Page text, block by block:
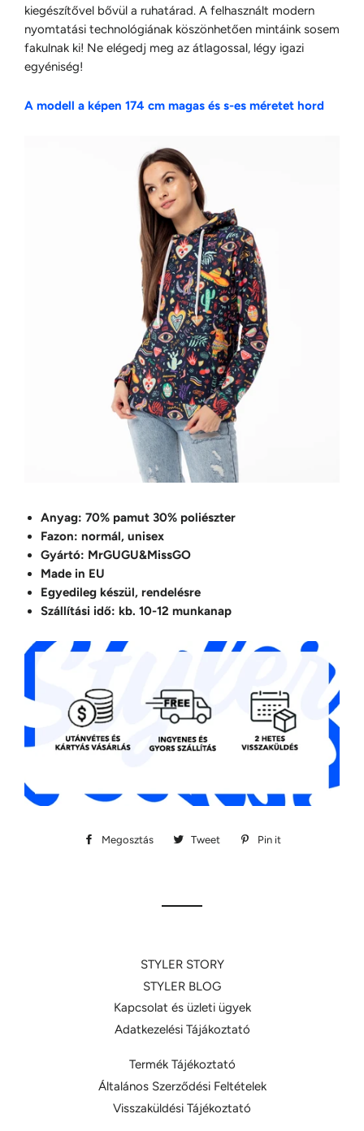
kiegészítővel bővül a ruhatárad. A felhasznált modern
nyomtatási technológiának köszönhetően mintáink sosem
fakulnak ki! Ne elégedj meg az átlagossal, légy igazi
egyéniség!
A modell a képen 174 cm magas és s-es méretet hord
Anyag: 70% pamut 30% poliészter
Fazon: normál, unisex
Gyártó: MrGUGU&MissGO
Made in EU
Egyedileg készül, rendelésre
Szállítási idő: kb. 10-12 munkanap
Megosztás
Megosztás
Tweet
Megosztás
Pin it
STYLER STORY
STYLER BLOG
Kapcsolat és üzleti ügyek
Adatkezelési Tájákoztató
Termék Tájékoztató
Általános Szerződési Feltételek
Visszaküldési Tájékoztató